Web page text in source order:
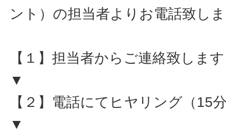
ント）の担当者よりお電話致し
【１】担当者からご連絡致します
▼
【２】電話にてヒヤリング（15
▼